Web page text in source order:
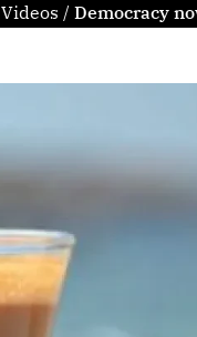
Videos / Democracy